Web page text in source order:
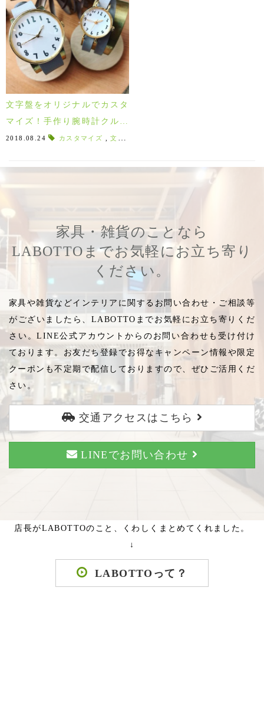
文字盤をオリジナルでカスタ
マイズ！手作り腕時計クルチ
ュアン！
2018.08.24 カスタマイズ ,文字盤
家具・雑貨のことなら
LABOTTOまでお気軽にお立ち寄り
ください。
家具や雑貨などインテリアに関するお問い合わせ・ご相談等
がございましたら、LABOTTOまでお気軽にお立ち寄りくだ
さい。LINE公式アカウントからのお問い合わせも受け付け
ております。お友だち登録でお得なキャンペーン情報や限定
クーポンも不定期で配信しておりますので、ぜひご活用くだ
さい。
交通アクセスはこちら
LINEでお問い合わせ
店長がLABOTTOのこと、くわしくまとめてくれました。
↓
LABOTTOって？